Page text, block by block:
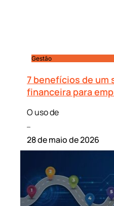
Gestão
7 benefícios de um
financeira para
O uso de
28 de maio de 2026